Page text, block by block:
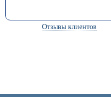
Отзывы клиентов